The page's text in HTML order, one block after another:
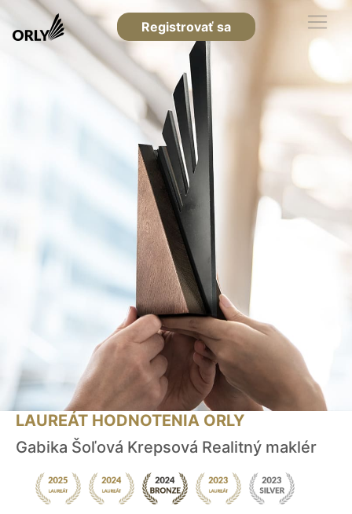
Registrovať sa
LAUREÁT HODNOTENIA ORLY
Gabika Šoľová Krepsová Realitný maklér